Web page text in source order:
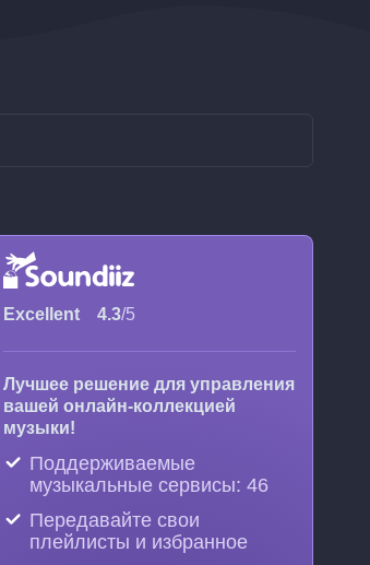
Excellent 4.3/5
Лучшее решение для управления
вашей онлайн-коллекцией
музыки!
Поддерживаемые
музыкальные сервисы: 46
Передавайте свои
плейлисты и избранное